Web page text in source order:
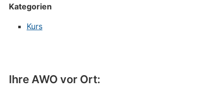
Ihre AWO vor Ort:
Kategorien
Kurs